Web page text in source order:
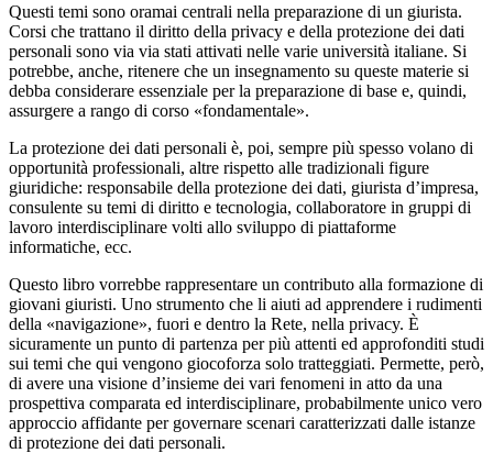
Questi temi sono oramai centrali nella preparazione di un giurista.
Corsi che trattano il diritto della privacy e della protezione dei dati
personali sono via via stati attivati nelle varie università italiane. Si
potrebbe, anche, ritenere che un insegnamento su queste materie si
debba considerare essenziale per la preparazione di base e, quindi,
assurgere a rango di corso «fondamentale».
La protezione dei dati personali è, poi, sempre più spesso volano di
opportunità professionali, altre rispetto alle tradizionali figure
giuridiche: responsabile della protezione dei dati, giurista d’impresa,
consulente su temi di diritto e tecnologia, collaboratore in gruppi di
lavoro interdisciplinare volti allo sviluppo di piattaforme
informatiche, ecc.
Questo libro vorrebbe rappresentare un contributo alla formazione di
giovani giuristi. Uno strumento che li aiuti ad apprendere i rudimenti
della «navigazione», fuori e dentro la Rete, nella privacy. È
sicuramente un punto di partenza per più attenti ed approfonditi studi
sui temi che qui vengono giocoforza solo tratteggiati. Permette, però,
di avere una visione d’insieme dei vari fenomeni in atto da una
prospettiva comparata ed interdisciplinare, probabilmente unico vero
approccio affidante per governare scenari caratterizzati dalle istanze
di protezione dei dati personali.